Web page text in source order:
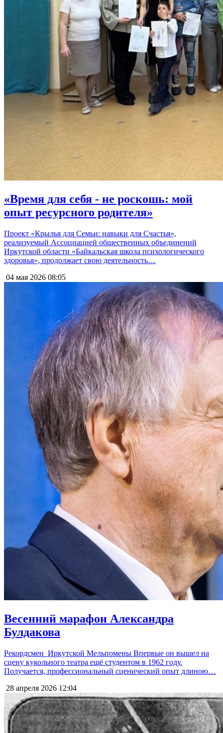
«Время для себя - не роскошь: мой
опыт ресурсного родителя»
Проект «Крылья для Семьи: навыки для Счастья»,
реализуемый Ассоциацией общественных объединений
Иркутской области «Байкальская школа психологического
здоровья», продолжает свою деятельность…
04 мая 2026 08:05
Весенний марафон Александра
Булдакова
Рекордсмен Иркутской Мельпомены Впервые он вышел на
сцену кукольного театра ещё студентом в 1962 году.
Получается, профессиональный сценический опыт длиною…
28 апреля 2026 12:04